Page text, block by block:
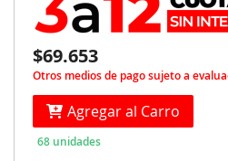
$69.653
Otros medios de pago sujeto a
Agregar al Carro
68 unidades